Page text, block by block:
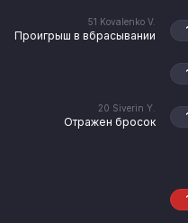
51 Kovalenko V.
Проигрыш в вбрасывании
20 Siverin Y.
Отражен бросок